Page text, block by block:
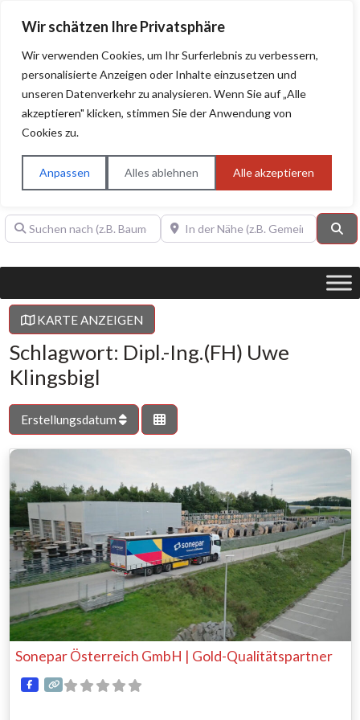
Wir schätzen Ihre Privatsphäre
Wir verwenden Cookies, um Ihr Surferlebnis zu verbessern,
personalisierte Anzeigen oder Inhalte einzusetzen und
unseren Datenverkehr zu analysieren. Wenn Sie auf „Alle
akzeptieren" klicken, stimmen Sie der Anwendung von
Cookies zu.
Anpassen Alles ablehnen Alle akzeptieren
BAUHERRENHILFE.orgQualitätssiegel!
Sie finden hier nur Qualitätsbetriebe, die mit dem DIAMANT,
PLATIN, GOLD, SILBER, ANWÄRTER "Bauherrenhilfe.org-
Qualitätssiegel" ausgezeichnet sind.
Suchen nach (z.B. Baumeister oder Dachdecker)In der Nähe (z.B. Gemeinde Baden)
KARTE ANZEIGEN
Schlagwort: Dipl.-Ing.(FH) Uwe
Klingsbigl
Erstellungsdatum
Sonepar Österreich GmbH | Gold-Qualitätspartner